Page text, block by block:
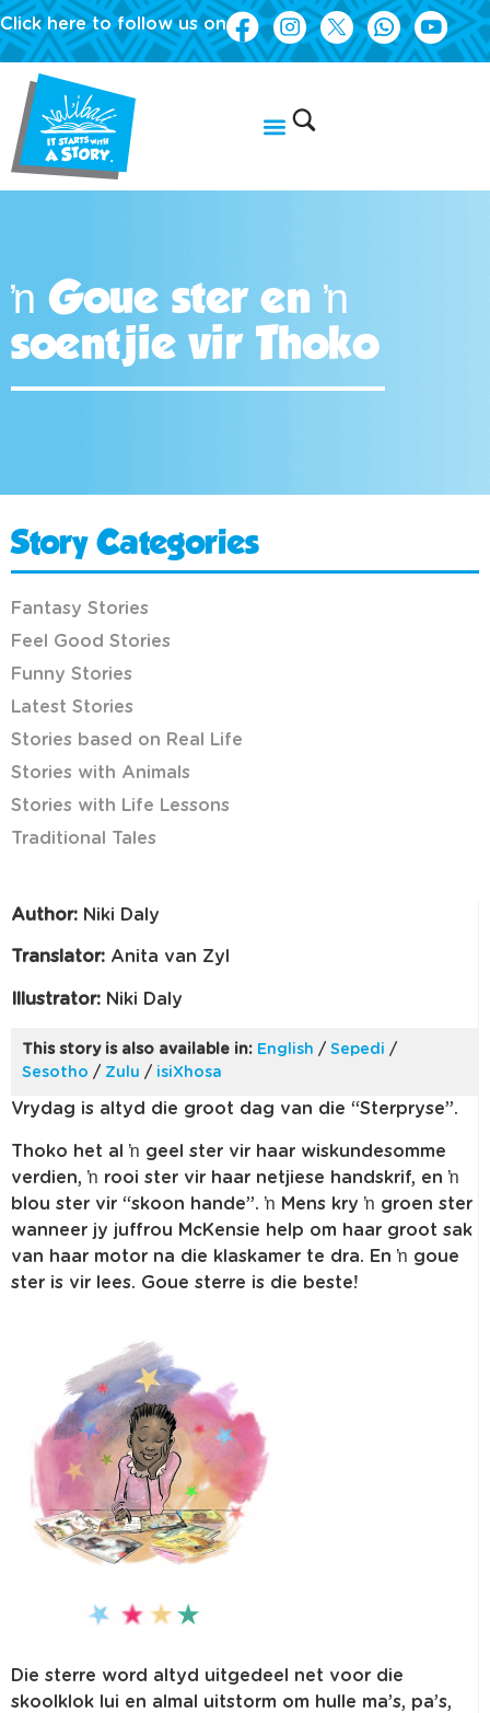
Click here to follow us on
ŉ Goue ster en ŉ
soentjie vir Thoko
Author: Niki Daly
Translator: Anita van Zyl
Illustrator: Niki Daly
This story is also available in: English / Sepedi /
Sesotho / Zulu / isiXhosa
Vrydag is altyd die groot dag van die “Sterpryse”.
Thoko het al ŉ geel ster vir haar wiskundesomme
verdien, ŉ rooi ster vir haar netjiese handskrif, en ŉ
blou ster vir “skoon hande”. ŉ Mens kry ŉ groen ster
wanneer jy juffrou McKensie help om haar groot sak
van haar motor na die klaskamer te dra. En ŉ goue
ster is vir lees. Goue sterre is die beste!
Die sterre word altyd uitgedeel net voor die
skoolklok lui en almal uitstorm om hulle ma’s, pa’s,
Story Categories
Fantasy Stories
Feel Good Stories
Funny Stories
Latest Stories
Stories based on Real Life
Stories with Animals
Stories with Life Lessons
Traditional Tales